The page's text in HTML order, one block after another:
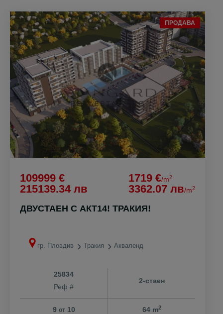
ПРОДАВА
109999 €
215139.34 лв
1719 €/m2
3362.07 лв/m2
ДВУСТАЕН С АКТ14! ТРАКИЯ!
гр. Пловдив Тракия Акваленд
25834
Реф #
2-стаен
9 от10
64 m2